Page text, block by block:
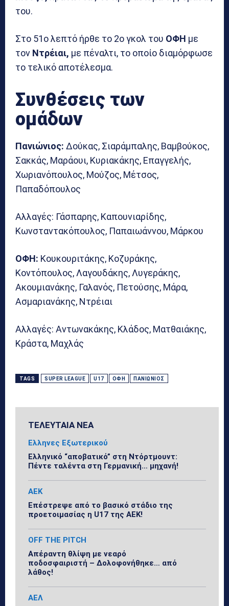
του.
Στο 51ο λεπτό ήρθε το 2ο γκολ του ΟΦΗ με
τον Ντρέιαι, με πέναλτι, το οποίο διαμόρφωσε
το τελικό αποτέλεσμα.
Συνθέσεις των
ομάδων
Πανιώνιος: Δούκας, Σιαράμπαλης, Βαμβούκος,
Σακκάς, Μαράουι, Κυριακάκης, Επαγγελής,
Χωριανόπουλος, Μούζος, Μέτσος,
Παπαδόπουλος
Αλλαγές: Γάσπαρης, Καπουνιαρίδης,
Κωνσταντακόπουλος, Παπαιωάννου, Μάρκου
ΟΦΗ: Κουκουριτάκης, Κοζυράκης,
Κοντόπουλος, Λαγουδάκης, Λυγεράκης,
Ακουμιανάκης, Γαλανός, Πετούσης, Μάρα,
Ασμαριανάκης, Ντρέιαι
Αλλαγές: Αντωνακάκης, Κλάδος, Ματθαιάκης,
Κράστα, Μαχλάς
TAGS SUPER LEAGUE U17 ΟΦΗ ΠΑΝΙΏΝΙΟΣ
ΤΕΛΕΥΤΑΙΑ ΝΕΑ
Ελληνες Εξωτερικού
Ελληνικό “αποβατικό” στη Ντόρτμουντ:
Πέντε ταλέντα στη Γερμανική… μηχανή!
ΑΕΚ
Επέστρεψε από το βασικό στάδιο της
προετοιμασίας η U17 της ΑΕΚ!
OFF THE PITCH
Απέραντη θλίψη με νεαρό
ποδοσφαιριστή – Δολοφονήθηκε… από
λάθος!
ΑΕΛ